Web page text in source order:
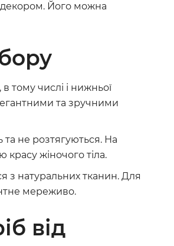
декором. Його можна
в тому числі і нижньої
та зручними
та не розтягуються. На
жіночого тіла.
з натуральних тканин. Для
мереживо.
від